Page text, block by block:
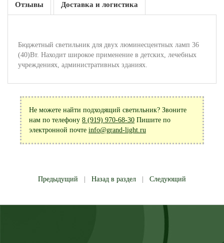
Отзывы Доставка и логистика
Бюджетный светильник для двух люминесцентных ламп 36
(40)Вт. Находит широкое применение в детских, лечебных
учреждениях, административных зданиях.
Не можете найти подходящий светильник? Звоните
нам по телефону 8 (919) 970-68-30 Пишите по
электронной почте info@grand-light.ru
Предыдущий Назад в раздел Следующий